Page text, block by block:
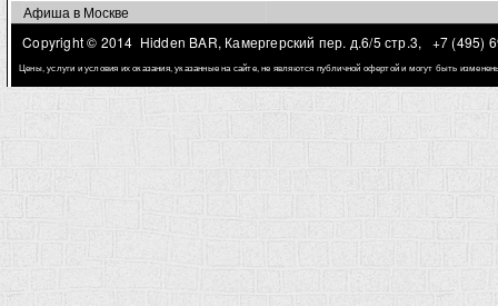
Афиша в Москве
Copyright © 2014 Hidden BAR, Камергерский пер. д.6/5 стр.3,
+7 (495)
Цены, услуги и условия их оказания, указанные на сайте, не являются публичной офертой и могут быть